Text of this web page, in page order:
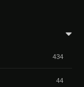
434
44